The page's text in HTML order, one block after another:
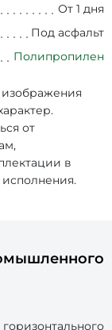
От 1 дня
Под асфальт
Полипропилен
от
в